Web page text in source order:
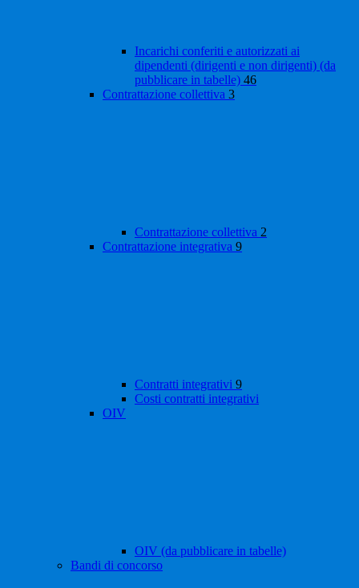
Incarichi conferiti e autorizzati ai
dipendenti (dirigenti e non dirigenti) (da
pubblicare in tabelle) 46
Contrattazione collettiva 3
Contrattazione collettiva 2
Contrattazione integrativa 9
Contratti integrativi 9
Costi contratti integrativi
OIV
OIV (da pubblicare in tabelle)
Bandi di concorso